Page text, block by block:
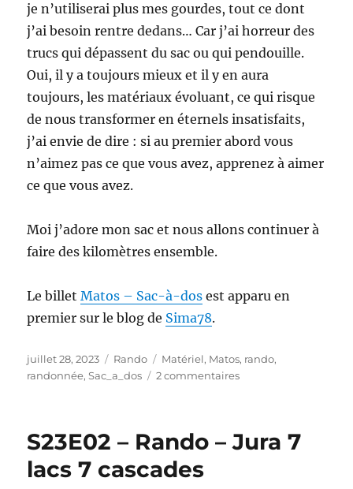
je n’utiliserai plus mes gourdes, tout ce dont
j’ai besoin rentre dedans… Car j’ai horreur des
trucs qui dépassent du sac ou qui pendouille.
Oui, il y a toujours mieux et il y en aura
toujours, les matériaux évoluant, ce qui risque
de nous transformer en éternels insatisfaits,
j’ai envie de dire : si au premier abord vous
n’aimez pas ce que vous avez, apprenez à aimer
ce que vous avez.
Moi j’adore mon sac et nous allons continuer à
faire des kilomètres ensemble.
Le billetMatos – Sac-à-dos est apparu en
premier sur le blog de Sima78.
Publié
le
juillet 28, 2023 Catégories
Rando Étiquettes
Matériel, Matos, rando,
randonnée,Sac_a_dos 2 commentairessur
à-
S23E02 – Rando – Jura 7
lacs 7 cascades